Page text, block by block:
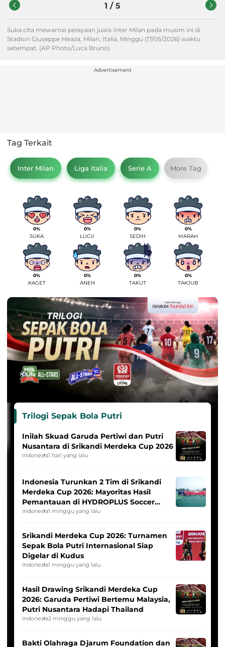
1 / 5
Suka cita mewarnai perayaan juara Inter Milan pada musim ini di
Stadion Giuseppe Meaza, Milan, Italia, Minggu (17/05/2026) waktu
setempat. (AP Photo/Luca Bruno)
Tag Terkait
Inter Milan Liga Italia Serie A More Tag
0%
SUKA
0%
LUCU
0%
SEDIH
0%
MARAH
0%
KAGET
0%
ANEH
0%
TAKUT
0%
TAKJUB
Trilogi Sepak Bola Putri
Inilah Skuad Garuda Pertiwi dan Putri
Nusantara di Srikandi Merdeka Cup 2026
Indonesia1 hari yang lalu
Indonesia Turunkan 2 Tim di Srikandi
Merdeka Cup 2026: Mayoritas Hasil
Pemantauan di HYDROPLUS Soccer
League
Indonesia1 minggu yang lalu
Srikandi Merdeka Cup 2026: Turnamen
Sepak Bola Putri Internasional Siap
Digelar di Kudus
Indonesia1 minggu yang lalu
Hasil Drawing Srikandi Merdeka Cup
2026: Garuda Pertiwi Bertemu Malaysia,
Putri Nusantara Hadapi Thailand
Indonesia2 minggu yang lalu
Bakti Olahraga Djarum Foundation dan